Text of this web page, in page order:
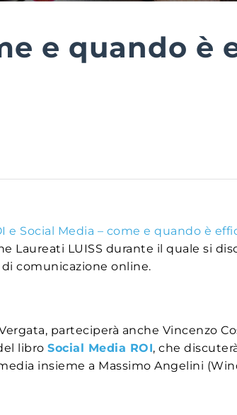
e quando è
e Social Media – come e quando è
Laureati LUISS durante il quale si
comunicazione online.
parteciperà anche Vincenzo
libroSocial Media ROI, che
insieme a Massimo Angelini